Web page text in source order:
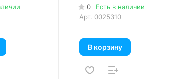
0
Есть в наличии
Арт. 0025310
В корзину